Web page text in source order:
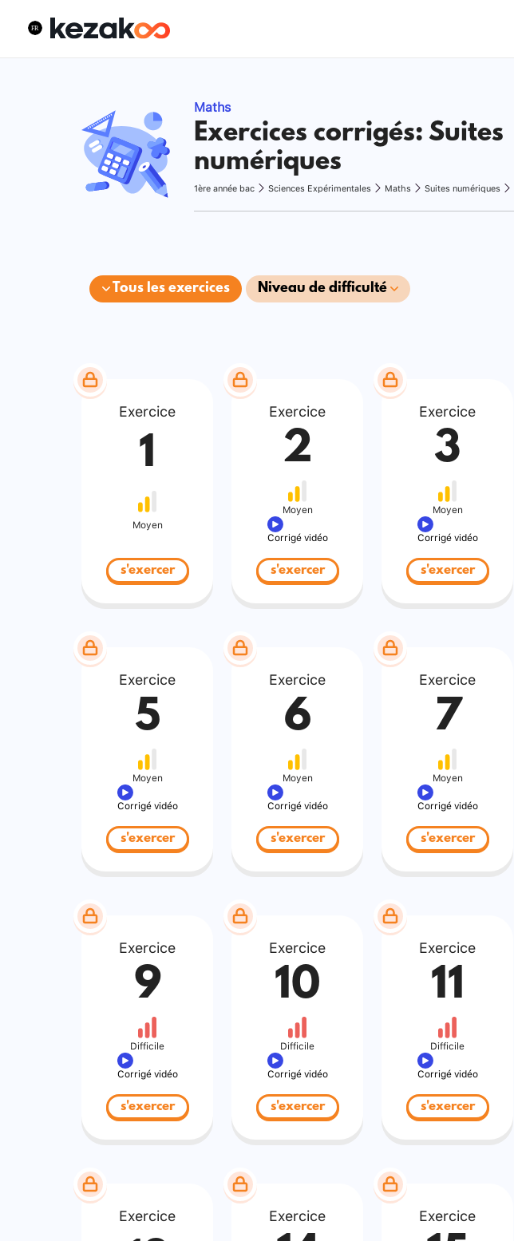
Maths
Exercices corrigés: Suites
numériques
1ère année bac Sciences Expérimentales Maths Suites numériques
Tous les exercices Niveau de difficulté
Exercice
1
Moyen
s'exercer
Exercice
2
Moyen
Corrigé vidéo
s'exercer
Exercice
3
Moyen
Corrigé vidéo
s'exercer
Exercice
5
Moyen
Corrigé vidéo
s'exercer
Exercice
6
Moyen
Corrigé vidéo
s'exercer
Exercice
7
Moyen
Corrigé vidéo
s'exercer
Exercice
9
Difficile
Corrigé vidéo
s'exercer
Exercice
10
Difficile
Corrigé vidéo
s'exercer
Exercice
11
Difficile
Corrigé vidéo
s'exercer
Exercice Exercice Exercice